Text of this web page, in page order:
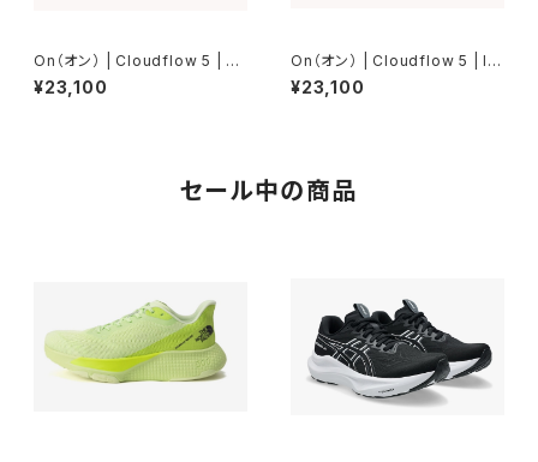
On（オン） | Cloudflow 5 | Ju
niper/Ice | Women
¥23,100
On（オン） | Cloudflow 5 | Iv
ory/Seedling | Women
¥23,100
セール中の商品